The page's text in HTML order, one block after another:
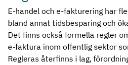
E-handel och e-fakturering har
bland annat tidsbesparing och
Det finns också formella regler
e-faktura inom offentlig sektor
Regleras återfinns i lag,